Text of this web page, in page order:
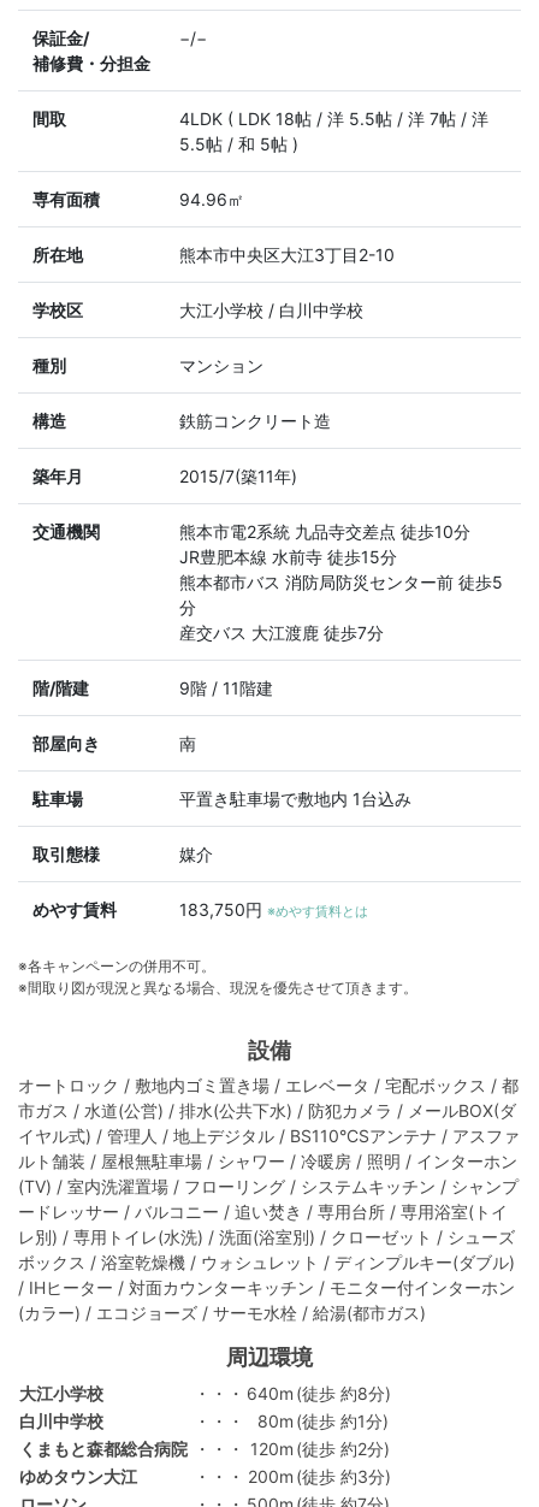
保証金/
補修費・分担金
−/−
間取
4LDK ( LDK 18帖 / 洋 5.5帖 / 洋 7帖 / 洋
5.5帖 / 和 5帖 )
専有面積 94.96㎡
所在地 熊本市中央区大江3丁目2-10
学校区 大江小学校 / 白川中学校
種別 マンション
構造 鉄筋コンクリート造
築年月 2015/7(築11年)
交通機関
熊本市電2系統 九品寺交差点 徒歩10分
JR豊肥本線 水前寺 徒歩15分
熊本都市バス 消防局防災センター前 徒歩5
分
産交バス 大江渡鹿 徒歩7分
階/階建 9階 / 11階建
部屋向き 南
駐車場 平置き駐車場で敷地内 1台込み
取引態様 媒介
めやす賃料 183,750円 ※めやす賃料とは
※各キャンペーンの併用不可。
※間取り図が現況と異なる場合、現況を優先させて頂きます。
設備
オートロック / 敷地内ゴミ置き場 / エレベータ / 宅配ボックス / 都
市ガス / 水道(公営) / 排水(公共下水) / 防犯カメラ / メールBOX(ダ
イヤル式) / 管理人 / 地上デジタル / BS110°CSアンテナ / アスファ
ルト舗装 / 屋根無駐車場 / シャワー / 冷暖房 / 照明 / インターホン
(TV) / 室内洗濯置場 / フローリング / システムキッチン / シャンプ
ードレッサー / バルコニー / 追い焚き / 専用台所 / 専用浴室(トイ
レ別) / 専用トイレ(水洗) / 洗面(浴室別) / クローゼット / シューズ
ボックス / 浴室乾燥機 / ウォシュレット / ディンプルキー(ダブル)
/ IHヒーター / 対面カウンターキッチン / モニター付インターホン
(カラー) / エコジョーズ / サーモ水栓 / 給湯(都市ガス)
周辺環境
大江小学校 ・・・ 640m (徒歩 約8分)
白川中学校
・・・ 80m (徒歩 約1分)
くまもと森都総合病院
・・・ 120m (徒歩 約2分)
ゆめタウン大江
・・・ 200m (徒歩 約3分)